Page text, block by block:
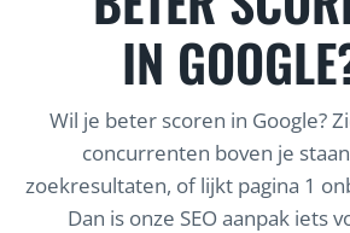
IN
Wil je beter scoren in Google?
concurrenten boven je
zoekresultaten, of lijkt pagina 1
Dan is onze SEO aanpak iets